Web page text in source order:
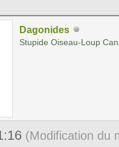
Dagonides
Stupide Oiseau-Loup
(Modification du